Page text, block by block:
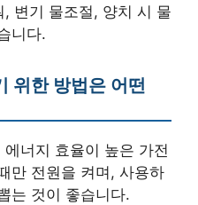
변기 물조절, 양치 시 물
니다.
위한 방법은 어떤
너지 효율이 높은 가전
만 전원을 켜며, 사용하
는 것이 좋습니다.